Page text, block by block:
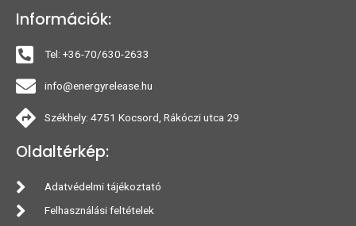
Információk:
Tel: +36-70/630-2633
info@energyrelease.hu
Székhely: 4751 Kocsord, Rákóczi utca 29
Oldaltérkép:
Adatvédelmi tájékoztató
Felhasználási feltételek